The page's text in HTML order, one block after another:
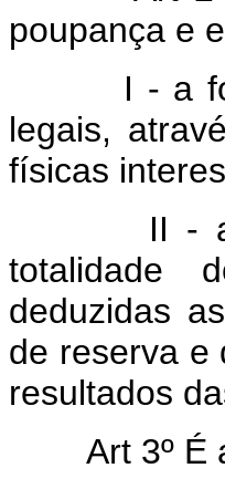
poupança e
I - a
legais,
físicas
II - a
totalidade
deduzidas
de reserva e
resultados
Art 3º É